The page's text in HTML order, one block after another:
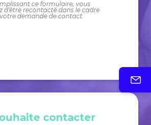
ce formulaire, vous
d'être recontacté dans le cadre
demande de contact.
contacter